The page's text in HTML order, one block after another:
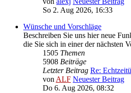
So 2. Aug 2026, 16:33
Wünsche und Vorschläge
Beschreiben Sie uns hier neue
die Sie sich in einer der nächsten
1505 Themen
5908 Beiträge
Letzter Beitrag Re:
vonALF Neuester Beitrag
Do 6. Aug 2026, 08:32